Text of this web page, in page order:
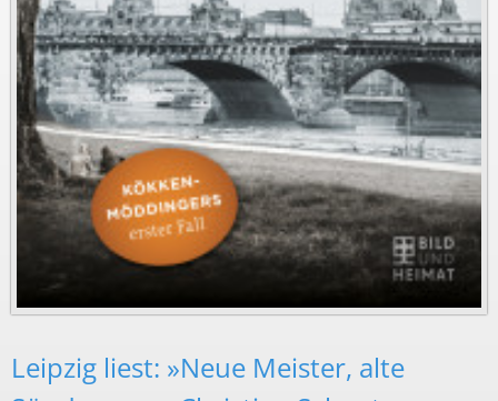
Leipzig liest: »Neue Meister, alte